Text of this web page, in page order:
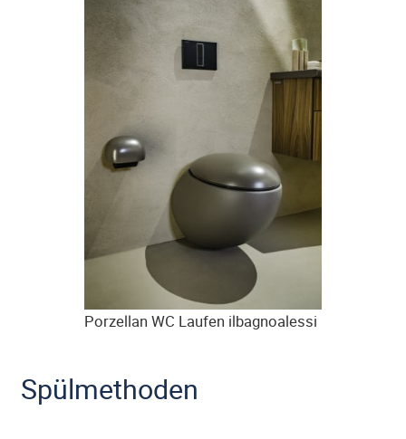
Porzellan WC Laufen ilbagnoalessi
Spülmethoden